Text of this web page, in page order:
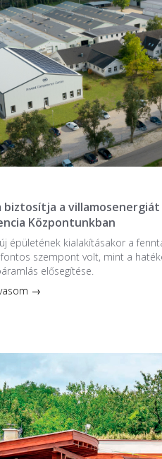
biztosítja a villamosenergiát
Központunkban
épületének kialakításakor a
szempont volt, mint a
elősegítése.
→